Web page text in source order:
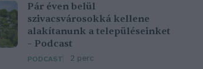
Pár éven belül
szivacsvárosokká kellene
alakítanunk a településeinket
– Podcast
PODCAST 2 perc